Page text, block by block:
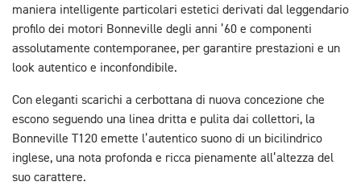
maniera intelligente particolari estetici derivati dal leggendario
profilo dei motori Bonneville degli anni ’60 e componenti
assolutamente contemporanee, per garantire prestazioni e un
look autentico e inconfondibile.
Con eleganti scarichi a cerbottana di nuova concezione che
escono seguendo una linea dritta e pulita dai collettori, la
Bonneville T120 emette l’autentico suono di un bicilindrico
inglese, una nota profonda e ricca pienamente all’altezza del
suo carattere.